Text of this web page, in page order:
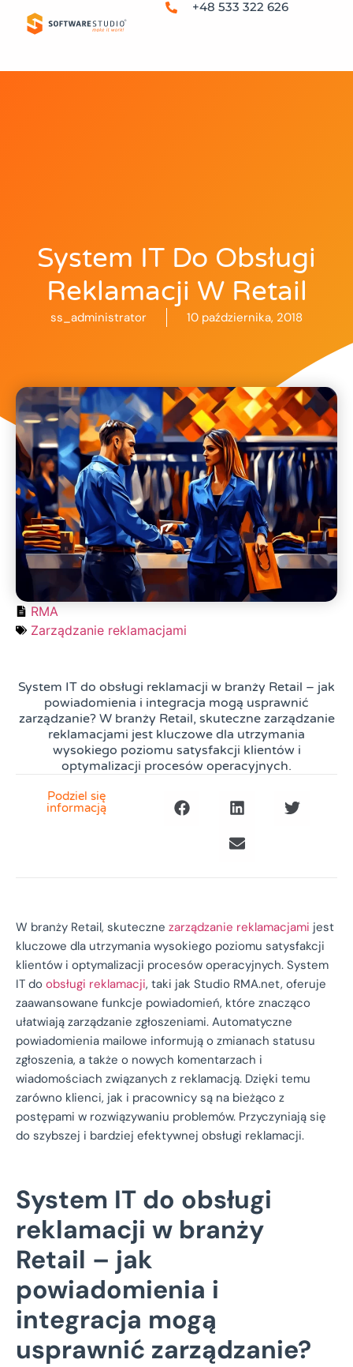
+48 533 322 626
System IT Do Obsługi
Reklamacji W Retail
ss_administrator 10 października, 2018
RMA
Zarządzanie reklamacjami
System IT do obsługi reklamacji w branży Retail – jak
powiadomienia i integracja mogą usprawnić
zarządzanie? W branży Retail, skuteczne zarządzanie
reklamacjami jest kluczowe dla utrzymania
wysokiego poziomu satysfakcji klientów i
optymalizacji procesów operacyjnych.
Podziel się
informacją
W branży Retail, skuteczne zarządzanie reklamacjami jest
kluczowe dla utrzymania wysokiego poziomu satysfakcji
klientów i optymalizacji procesów operacyjnych. System
IT do obsługi reklamacji, taki jak Studio RMA.net, oferuje
zaawansowane funkcje powiadomień, które znacząco
ułatwiają zarządzanie zgłoszeniami. Automatyczne
powiadomienia mailowe informują o zmianach statusu
zgłoszenia, a także o nowych komentarzach i
wiadomościach związanych z reklamacją. Dzięki temu
zarówno klienci, jak i pracownicy są na bieżąco z
postępami w rozwiązywaniu problemów. Przyczyniają się
do szybszej i bardziej efektywnej obsługi reklamacji.
System IT do obsługi
reklamacji w branży
Retail – jak
powiadomienia i
integracja mogą
usprawnić zarządzanie?